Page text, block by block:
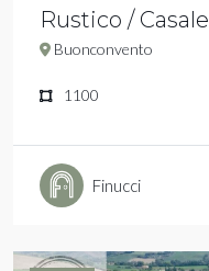
Rustico / Casale
Buonconvento
1100
Finucci